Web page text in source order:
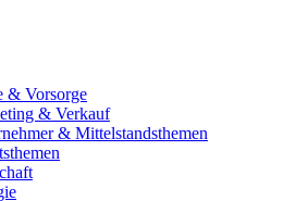
& Vorsorge
& Verkauf
& Mittelstandsthemen